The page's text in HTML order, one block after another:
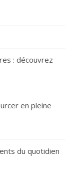
: découvrez
en pleine
du quotidien